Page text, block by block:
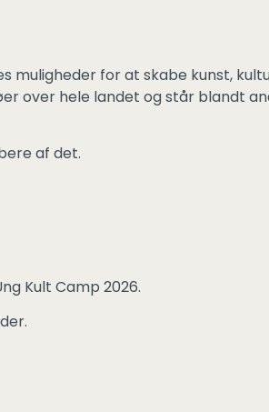
muligheder for at skabe kunst,
over hele landet og står blandt
af det.
Kult Camp 2026.